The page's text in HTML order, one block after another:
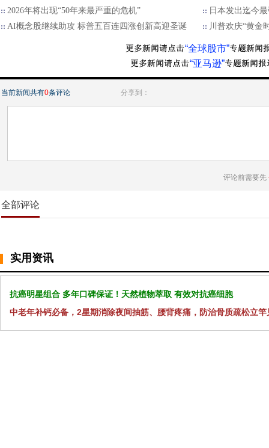
2026年将出现“50年来最严重的危机”
日本发出迄今
AI概念股继续助攻 标普五百连四涨创新高迎圣诞
川普欢庆“黄金
“全球股市”
“亚马逊”
当前新闻共有0条评论 分享到：
评论前需要先
全部评论
实用资讯
抗癌明星组合 多年口碑保证！天然植物萃取 有效对抗癌细胞
中老年补钙必备，2星期消除夜间抽筋、腰背疼痛，防治骨质疏松立竿